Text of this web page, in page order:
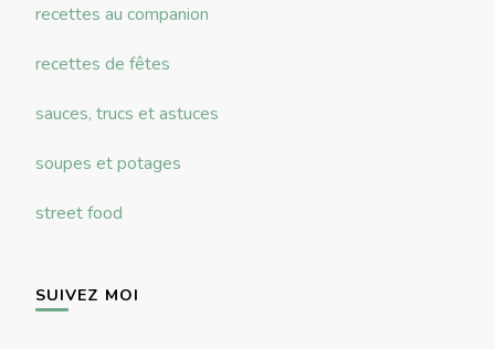
recettes au companion
recettes de fêtes
sauces, trucs et astuces
soupes et potages
street food
SUIVEZ MOI